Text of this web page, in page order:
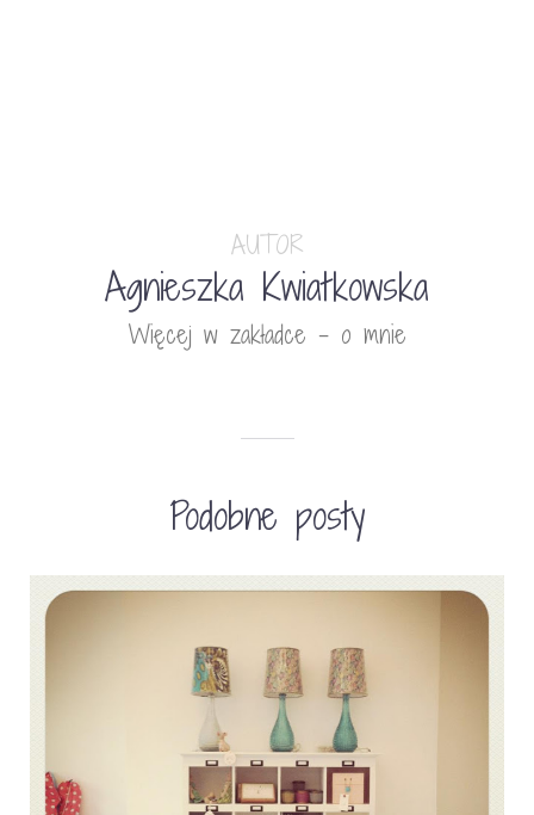
AUTOR
Agnieszka Kwiatkowska
Więcej w zakładce - o mnie
Podobne posty